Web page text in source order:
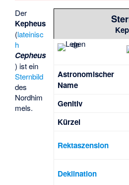
Astronomischer
Name
Genitiv
Kürzel
Rektaszension
Deklination
Der
Kepheus
(lateinisc
h
Cepheus
) ist ein
Sternbild
des
Nordhim
mels.